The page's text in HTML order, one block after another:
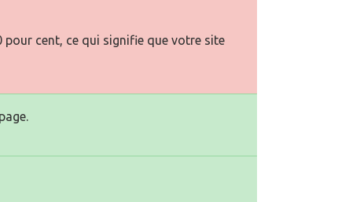
cent, ce qui signifie que votre site